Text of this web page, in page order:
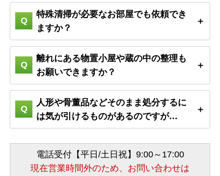
特殊清掃が必要なお部屋でも依頼でき
ますか？
離れにある物置小屋や蔵の中の整理も
お願いできますか？
人形や骨董品などそのまま処分するに
は気が引けるものがあるのですが…
電話受付【平日/土日祝】9:00～17:00
現在営業時間外のため、お問い合わせは